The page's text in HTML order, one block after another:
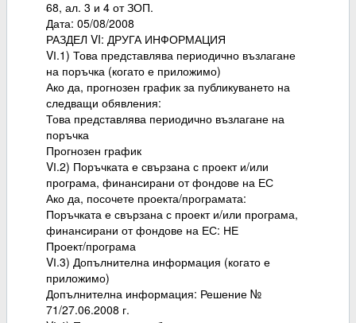
68, ал. 3 и 4 от ЗОП.
Дата: 05/08/2008
РАЗДЕЛ VI: ДРУГА ИНФОРМАЦИЯ
VІ.1) Това представлява периодично възлагане
на поръчка (когато е приложимо)
Ако да, прогнозен график за публикуването на
следващи обявления:
Това представлява периодично възлагане на
поръчка
Прогнозен график
VІ.2) Поръчката е свързана с проект и/или
програма, финансирани от фондове на ЕС
Ако да, посочете проекта/програмата:
Поръчката е свързана с проект и/или програма,
финансирани от фондове на ЕС: НЕ
Проект/програма
VІ.3) Допълнителна информация (когато е
приложимо)
Допълнителна информация: Решение №
71/27.06.2008 г.